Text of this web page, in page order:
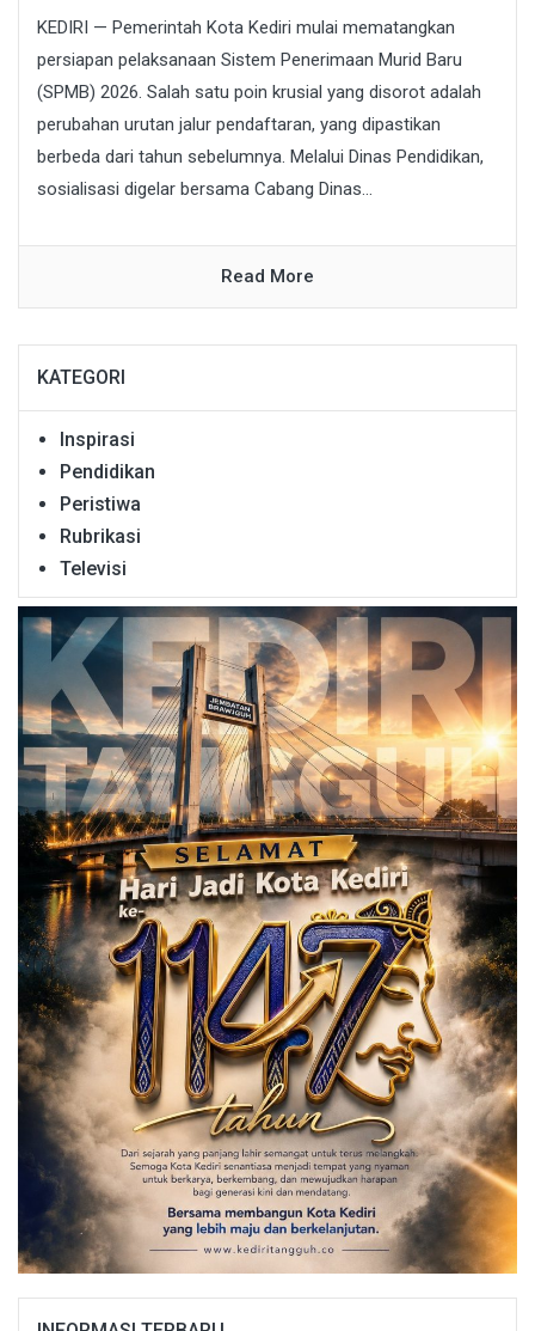
KEDIRI — Pemerintah Kota Kediri mulai mematangkan
persiapan pelaksanaan Sistem Penerimaan Murid Baru
(SPMB) 2026. Salah satu poin krusial yang disorot adalah
perubahan urutan jalur pendaftaran, yang dipastikan
berbeda dari tahun sebelumnya. Melalui Dinas Pendidikan,
sosialisasi digelar bersama Cabang Dinas...
Read More
KATEGORI
Inspirasi
Pendidikan
Peristiwa
Rubrikasi
Televisi